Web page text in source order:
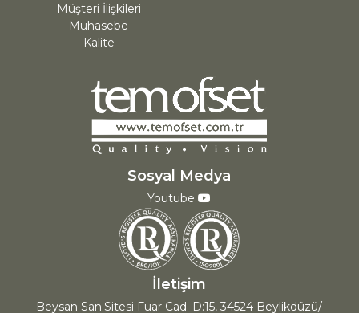
Müşteri İlişkileri
Muhasebe
Kalite
Sosyal Medya
Youtube
İletişim
Beysan San.Sitesi Fuar Cad. D:15, 34524 Beylikdüzü/